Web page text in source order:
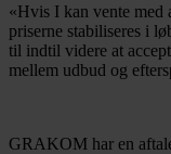
«Hvis I kan vente med
priserne stabiliseres i
til indtil videre at
mellem udbud og
GRAKOM har en